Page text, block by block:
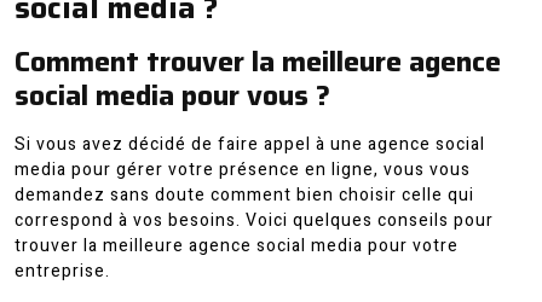
Comment trouver la meilleure agence
social media pour vous ?
Si vous avez décidé de faire appel à une agence social
media pour gérer votre présence en ligne, vous vous
demandez sans doute comment bien choisir celle qui
correspond à vos besoins. Voici quelques conseils pour
trouver la meilleure agence social media pour votre
entreprise.